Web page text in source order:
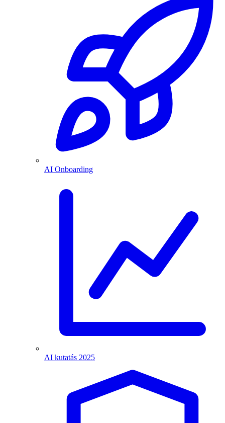
AI Onboarding
AI kutatás 2025